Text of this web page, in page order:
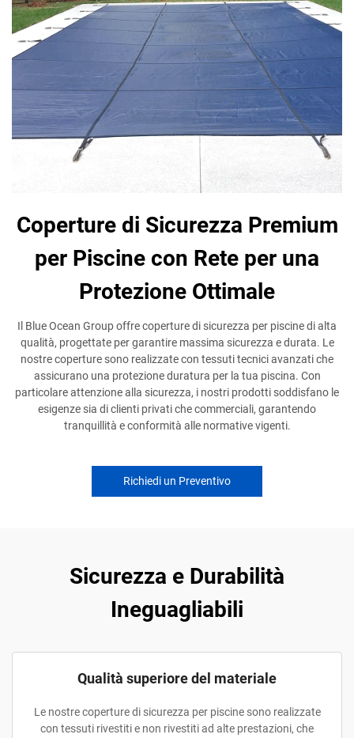
Coperture di Sicurezza Premium
per Piscine con Rete per una
Protezione Ottimale
Il Blue Ocean Group offre coperture di sicurezza per piscine di alta
qualità, progettate per garantire massima sicurezza e durata. Le
nostre coperture sono realizzate con tessuti tecnici avanzati che
assicurano una protezione duratura per la tua piscina. Con
particolare attenzione alla sicurezza, i nostri prodotti soddisfano le
esigenze sia di clienti privati che commerciali, garantendo
tranquillità e conformità alle normative vigenti.
Richiedi un Preventivo
Sicurezza e Durabilità
Ineguagliabili
Qualità superiore del materiale
Le nostre coperture di sicurezza per piscine sono realizzate
con tessuti rivestiti e non rivestiti ad alte prestazioni, che